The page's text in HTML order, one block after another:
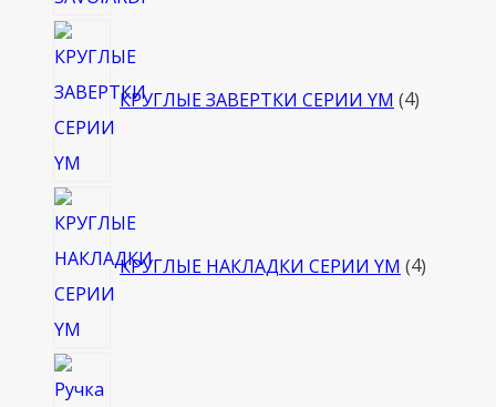
КРУГЛЫЕ ЗАВЕРТКИ СЕРИИ YM 4
КРУГЛЫЕ НАКЛАДКИ СЕРИИ YM 4